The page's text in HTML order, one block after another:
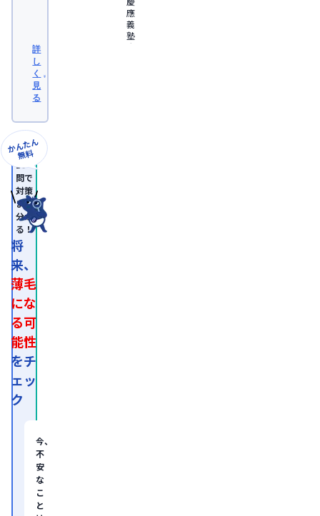
應
義
塾
大
詳
し
く
見
る
かんたん
無料
10
問で
対策
まで
分か
る！
将
来、
薄毛
にな
る可
能性
をチ
ェッ
ク
今、
不
安
な
こ
と